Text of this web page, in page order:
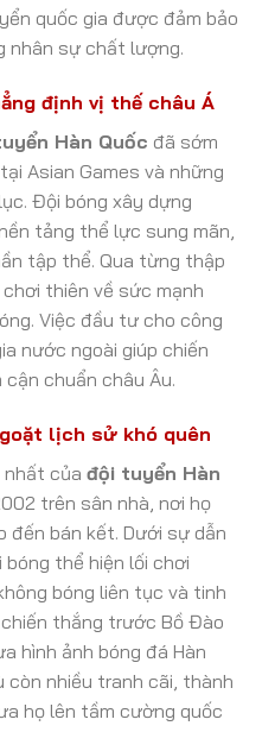
quốc gia được đảm bảo
nhân sự chất lượng.
định vị thế châu Á
Hàn Quốc đã sớm
Asian Games và những
Đội bóng xây dựng
tảng thể lực sung mãn,
tập thể. Qua từng thập
thiên về sức mạnh
Việc đầu tư cho công
nước ngoài giúp chiến
chuẩn châu Âu.
lịch sử khó quên
của đội tuyển Hàn
trên sân nhà, nơi họ
đến bán kết. Dưới sự dẫn
bóng thể hiện lối chơi
bóng liên tục và tinh
thắng trước Bồ Đào
hình ảnh bóng đá Hàn
còn nhiều tranh cãi, thành
họ lên tầm cường quốc